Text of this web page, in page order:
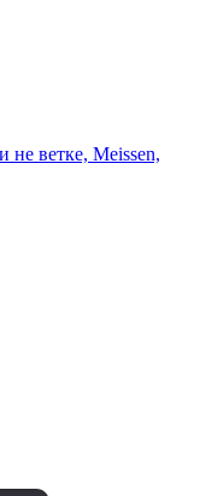
не ветке, Meissen,